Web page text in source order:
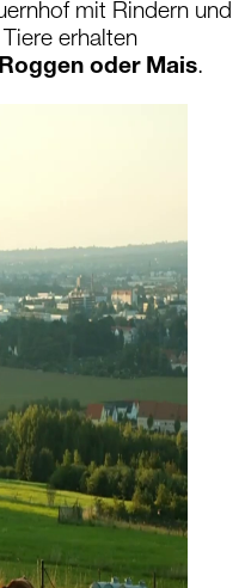
mit Rindern und
erhalten
oder Mais.